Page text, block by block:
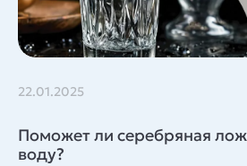
22.01.2025
Поможет ли серебряная
воду?